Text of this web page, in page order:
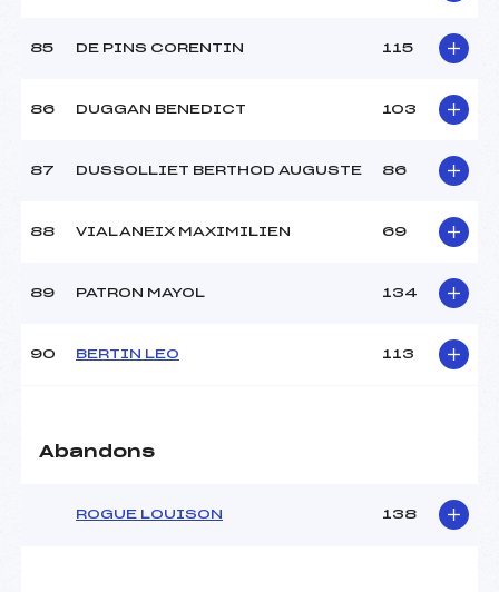
85 DE PINS CORENTIN 115
86 DUGGAN BENEDICT 103
87 DUSSOLLIET BERTHOD AUGUSTE 86
88 VIALANEIX MAXIMILIEN 69
89 PATRON MAYOL 134
90 BERTIN LEO 113
Abandons
ROGUE LOUISON 138